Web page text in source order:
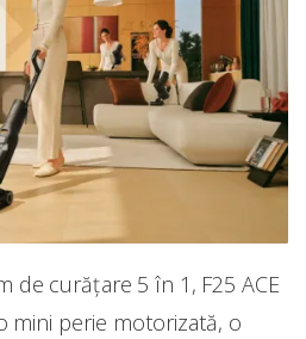
de curățare 5 în 1, F25 ACE
mini perie motorizată, o